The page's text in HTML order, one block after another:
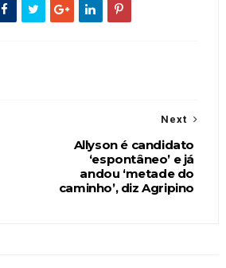
Next
Allyson é candidato
‘espontâneo’ e já
andou ‘metade do
caminho’, diz Agripino